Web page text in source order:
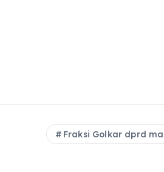
Fraksi Golkar dprd